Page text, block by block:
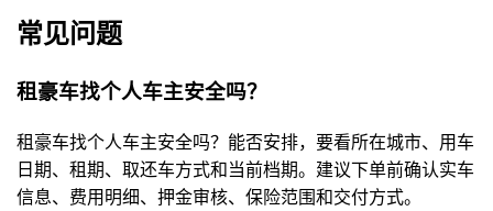
常见问题
租豪车找个人车主安全吗？
租豪车找个人车主安全吗？能否安排，要看所在城市、用车
日期、租期、取还车方式和当前档期。建议下单前确认实车
信息、费用明细、押金审核、保险范围和交付方式。